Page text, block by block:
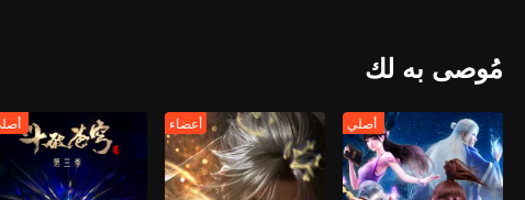
مُوصى به لك
أصلي أعضاء